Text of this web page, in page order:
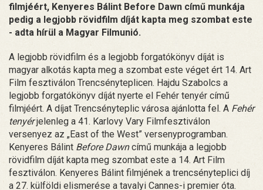
filmjéért, Kenyeres Bálint Before Dawn című munkája
pedig a legjobb rövidfilm díját kapta meg szombat este
- adta hírül a Magyar Filmunió.
A legjobb rövidfilm és a legjobb forgatókönyv díját is
magyar alkotás kapta meg a szombat este véget ért 14. Art
Film fesztiválon Trencsényteplicen. Hajdu Szabolcs a
legjobb forgatókönyv díját nyerte el Fehér tenyér című
filmjéért. A díjat Trencsényteplic városa ajánlotta fel. A Fehér
tenyérjelenleg a 41. Karlovy Vary Filmfesztiválon
versenyez az „East of the West” versenyprogramban.
Kenyeres Bálint Before Dawncímű munkája a legjobb
rövidfilm díját kapta meg szombat este a 14. Art Film
fesztiválon. Kenyeres Bálint filmjének a trencsényteplici díj
a 27. külföldi elismerése a tavalyi Cannes-i premier óta.